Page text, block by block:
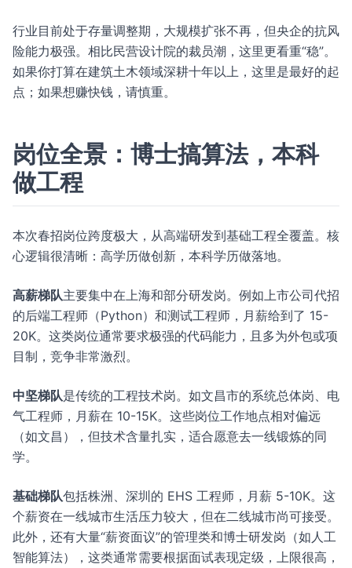
行业目前处于存量调整期，大规模扩张不再，但央企的抗风
险能力极强。相比民营设计院的裁员潮，这里更看重“稳”。
如果你打算在建筑土木领域深耕十年以上，这里是最好的起
点；如果想赚快钱，请慎重。
岗位全景：博士搞算法，本科
做工程
本次春招岗位跨度极大，从高端研发到基础工程全覆盖。核
心逻辑很清晰：高学历做创新，本科学历做落地。
高薪梯队主要集中在上海和部分研发岗。例如上市公司代招
的后端工程师（Python）和测试工程师，月薪给到了 15-
20K。这类岗位通常要求极强的代码能力，且多为外包或项
目制，竞争非常激烈。
中坚梯队是传统的工程技术岗。如文昌市的系统总体岗、电
气工程师，月薪在 10-15K。这些岗位工作地点相对偏远
（如文昌），但技术含量扎实，适合愿意去一线锻炼的同
学。
基础梯队包括株洲、深圳的 EHS 工程师，月薪 5-10K。这
个薪资在一线城市生活压力较大，但在二线城市尚可接受。
此外，还有大量“薪资面议”的管理类和博士研发岗（如人工
智能算法），这类通常需要根据面试表现定级，上限很高，